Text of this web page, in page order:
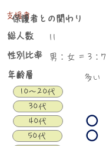
支援者
保護者との関わり
総人数
11
性別比率
男：女 = 3：7
年齢層
10〜20代
30代
40代
50代
​多い